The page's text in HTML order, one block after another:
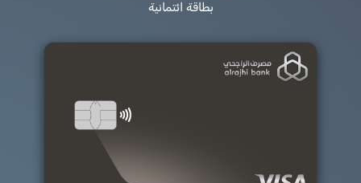
بطاقة ائتمانية